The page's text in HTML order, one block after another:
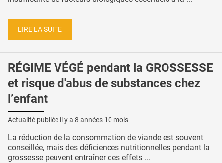
LIRE LA SUITE
RÉGIME VÉGÉ pendant la GROSSESSE
et risque d'abus de substances chez
l’enfant
Actualité publiée il y a 8 années 10 mois
La réduction de la consommation de viande est souvent
conseillée, mais des déficiences nutritionnelles pendant la
grossesse peuvent entraîner des effets ...